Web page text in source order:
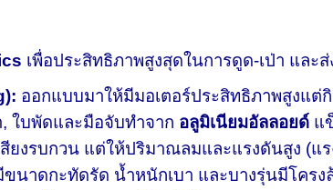
เพื่อประสิทธิภาพสูงสุดในการดูด-เป่า และ
ออกแบบมาให้มีมอเตอร์ประสิทธิภาพสูงแต่
ใบพัดและมือจับทำจาก อลูมิเนียมอัลลอยด์ แ
ยงรบกวน แต่ให้ปริมาณลมและแรงดันสูง (แ
ขนาดกะทัดรัด น้ำหนักเบา และบางรุ่นมีโครง